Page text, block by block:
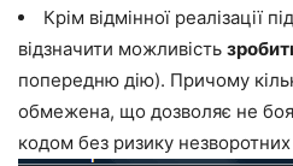
Крім відмінної реалізації
відзначити можливість
попередню дію). Причому
обмежена, що дозволяє не
кодом без ризику незворотних